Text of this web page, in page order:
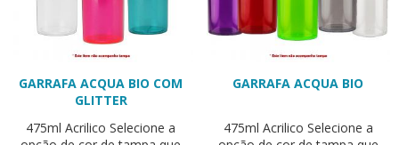
GARRAFA ACQUA BIO COM
GLITTER
475ml Acrilico Selecione a
GARRAFA ACQUA BIO
475ml Acrilico Selecione a